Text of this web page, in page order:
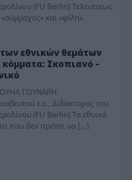
(FU Berlin) Τελευταίως
και «φίλη»
εθνικών θεμάτων
Σκοπιανό –
ΓΟΥΝΑΡΗ
ε.τ., Διδάκτορος του
(FU Berlin) Τα εθνικά
που δεν πρέπει να […]